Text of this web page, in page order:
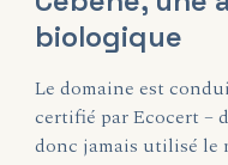
biologique
Le domaine est
certifié par Ecocert –
donc jamais utilisé le